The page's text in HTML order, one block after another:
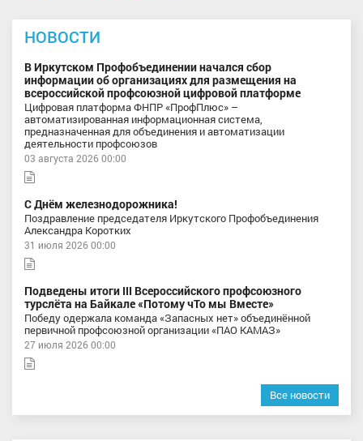
НОВОСТИ
В Иркутском Профобъединении начался сбор
информации об организациях для размещения на
всероссийской профсоюзной цифровой платформе
Цифровая платформа ФНПР «ПрофПлюс» –
автоматизированная информационная система,
предназначенная для объединения и автоматизации
деятельности профсоюзов
03 августа 2026 00:00
С Днём железнодорожника!
Поздравление председателя Иркутского Профобъединения
Александра Коротких
31 июля 2026 00:00
Подведены итоги III Всероссийского профсоюзного
турслёта на Байкале «Потому чТо мы Вместе»
Победу одержала команда «Запасных нет» объединённой
первичной профсоюзной организации «ПАО КАМАЗ»
27 июля 2026 00:00
Все новости